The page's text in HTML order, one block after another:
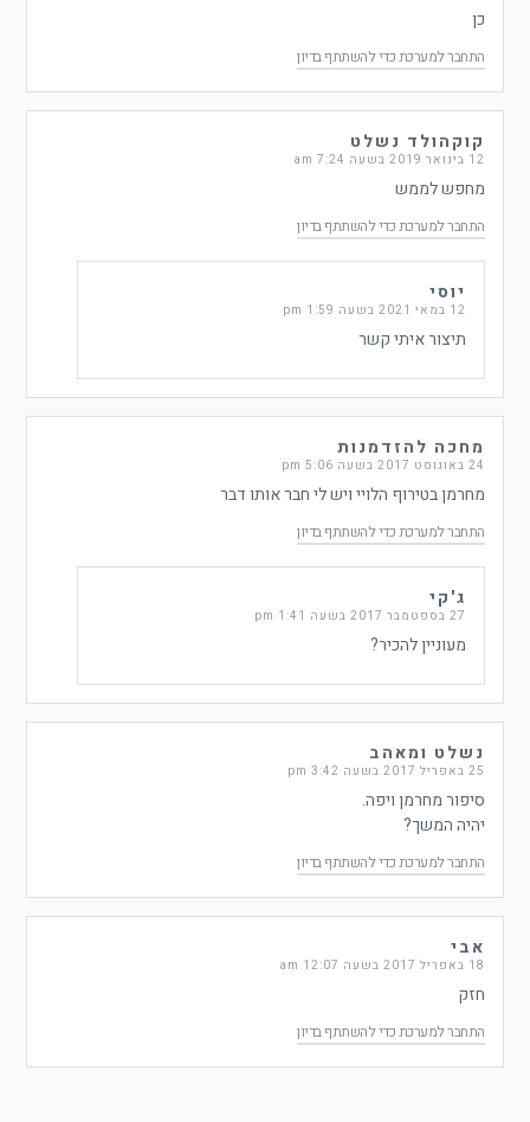
כן
התחבר למערכת כדי להשתתף בדיון
קוקהולד נשלט
12 בינואר 2019 בשעה 7:24 am
מחפש לממש
התחבר למערכת כדי להשתתף בדיון
יוסי
12 במאי 2021 בשעה 1:59 pm
תיצור איתי קשר
מחכה להזדמנות
24 באוגוסט 2017 בשעה 5:06 pm
מחרמן בטירוף הלויי ויש לי חבר אותו דבר
התחבר למערכת כדי להשתתף בדיון
ג'קי
27 בספטמבר 2017 בשעה 1:41 pm
מעוניין להכיר?
נשלט ומאהב
25 באפריל 2017 בשעה 3:42 pm
סיפור מחרמן ויפה.
יהיה המשך?
התחבר למערכת כדי להשתתף בדיון
אבי
18 באפריל 2017 בשעה 12:07 am
חזק
התחבר למערכת כדי להשתתף בדיון